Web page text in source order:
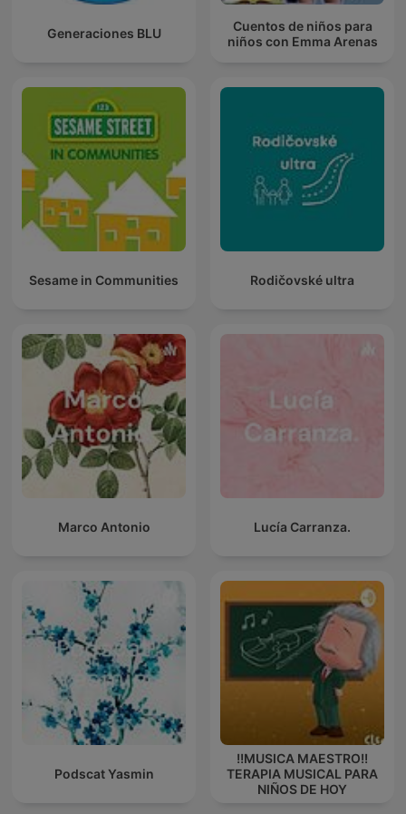
Generaciones BLU
Cuentos de niños para
niños con Emma Arenas
Sesame in Communities Rodičovské ultra
Marco Antonio Lucía Carranza.
Podscat Yasmin
!!MUSICA MAESTRO!!
TERAPIA MUSICAL PARA
NIÑOS DE HOY